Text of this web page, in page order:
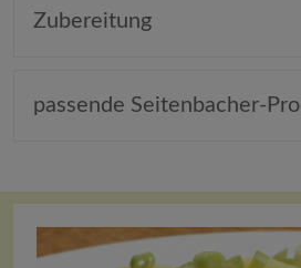
Zubereitung
passende Seitenbacher-